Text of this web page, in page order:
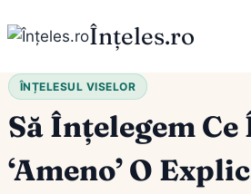
to
Înțeles.ro
ÎNȚELESUL VISELOR
Să Înțelegem
‘Ameno’ O